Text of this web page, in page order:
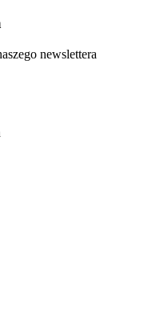
newslettera